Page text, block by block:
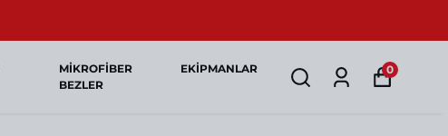
MİKROFİBER
BEZLER
EKİPMANLAR 0